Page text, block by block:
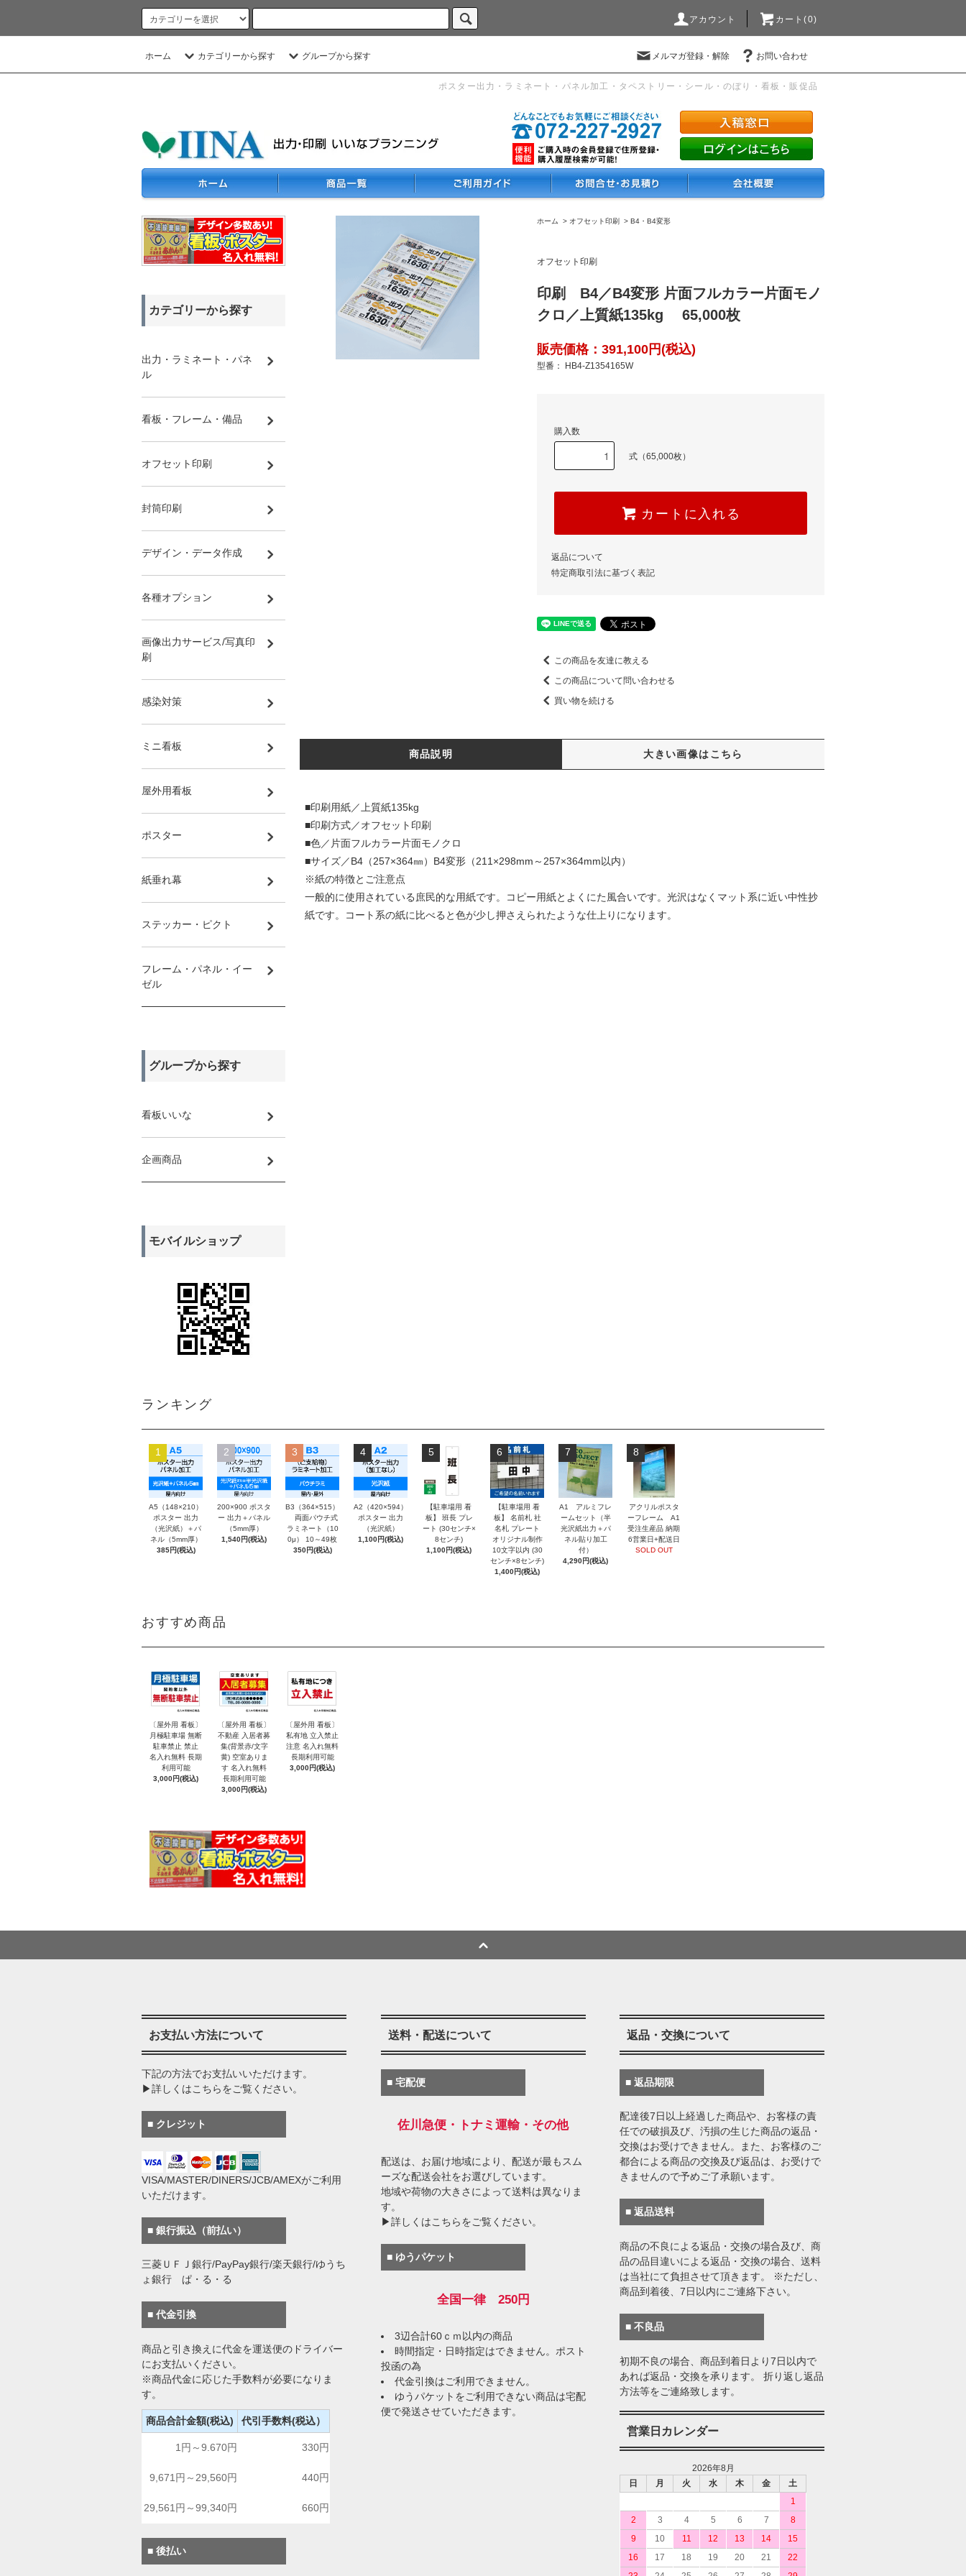
アカウント カート(0)
ホーム カテゴリーから探す グループから探す メルマガ登録・解除 お問い合わせ
ポスター出力・ラミネート・パネル加工・タペストリー・シール・のぼり・看板・販促品
ホーム > オフセット印刷 > B4・B4変形
オフセット印刷
印刷 B4／B4変形 片面フルカラー片面モノ
クロ／上質紙135kg 65,000枚
販売価格：391,100円(税込)
型番： HB4-Z1354165W
購入数
式（65,000枚）
カートに入れる
返品について
特定商取引法に基づく表記
この商品を友達に教える
この商品について問い合わせる
買い物を続ける
商品説明 大きい画像はこちら
■印刷用紙／上質紙135kg
■印刷方式／オフセット印刷
■色／片面フルカラー片面モノクロ
■サイズ／B4（257×364㎜）B4変形（211×298mm～257×364mm以内）
※紙の特徴とご注意点
一般的に使用されている庶民的な用紙です。コピー用紙とよくにた風合いです。光沢はなくマット系に近い中性抄
紙です。コート系の紙に比べると色が少し押さえられたような仕上りになります。
カテゴリーから探す
出力・ラミネート・パネ
ル
看板・フレーム・備品
オフセット印刷
封筒印刷
デザイン・データ作成
各種オプション
画像出力サービス/写真印
刷
感染対策
ミニ看板
屋外用看板
ポスター
紙垂れ幕
ステッカー・ピクト
フレーム・パネル・イー
ゼル
グループから探す
看板いいな
企画商品
モバイルショップ
ランキング
1
A5（148×210）
ポスター 出力
（光沢紙）＋パ
ネル（5mm厚）
385円(税込)
2
200×900 ポスタ
ー 出力＋パネル
（5mm厚）
1,540円(税込)
3
B3（364×515）
両面パウチ式
ラミネート（10
0μ） 10～49枚
350円(税込)
4
A2（420×594）
ポスター 出力
（光沢紙）
1,100円(税込)
5
【駐車場用 看
板】 班長 プレ
ート (30センチ×
8センチ)
1,100円(税込)
6
【駐車場用 看
板】 名前札 社
名札 プレート
オリジナル制作
10文字以内 (30
センチ×8センチ)
1,400円(税込)
7
A1 アルミフレ
ームセット（半
光沢紙出力＋パ
ネル貼り加工
付）
4,290円(税込)
8
アクリルポスタ
ーフレーム A1
受注生産品 納期
6営業日+配送日
SOLD OUT
おすすめ商品
〔屋外用 看板〕
月極駐車場 無断
駐車禁止 禁止
名入れ無料 長期
利用可能
3,000円(税込)
〔屋外用 看板〕
不動産 入居者募
集(背景赤/文字
黄) 空室ありま
す 名入れ無料
長期利用可能
3,000円(税込)
〔屋外用 看板〕
私有地 立入禁止
注意 名入れ無料
長期利用可能
3,000円(税込)
お支払い方法について
下記の方法でお支払いいただけます。
▶詳しくはこちらをご覧ください。
■ クレジット
VISA/MASTER/DINERS/JCB/AMEXがご利用
いただけます。
■ 銀行振込（前払い）
三菱ＵＦＪ銀行/PayPay銀行/楽天銀行/ゆうち
ょ銀行 ぱ・る・る
■ 代金引換
商品と引き換えに代金を運送便のドライバー
にお支払いください。
※商品代金に応じた手数料が必要になりま
す。
商品合計金額(税込) 代引手数料(税込）
1円～9.670円 330円
9,671円～29,560円 440円
29,561円～99,340円 660円
■ 後払い
送料・配送について
■ 宅配便
佐川急便・トナミ運輸・その他
配送は、お届け地域により、配送が最もスム
ーズな配送会社をお選びしています。
地域や荷物の大きさによって送料は異なりま
す。
▶詳しくはこちらをご覧ください。
■ ゆうパケット
全国一律 250円
3辺合計60ｃｍ以内の商品
時間指定・日時指定はできません。ポスト
投函の為
代金引換はご利用できません。
ゆうパケットをご利用できない商品は宅配
便で発送させていただきます。
返品・交換について
■ 返品期限
配達後7日以上経過した商品や、お客様の責
任での破損及び、汚損の生じた商品の返品・
交換はお受けできません。また、お客様のご
都合による商品の交換及び返品は、お受けで
きませんので予めご了承願います。
■ 返品送料
商品の不良による返品・交換の場合及び、商
品の品目違いによる返品・交換の場合、送料
は当社にて負担させて頂きます。 ※ただし、
商品到着後、7日以内にご連絡下さい。
■ 不良品
初期不良の場合、商品到着日より7日以内で
あれば返品・交換を承ります。 折り返し返品
方法等をご連絡致します。
営業日カレンダー
2026年8月
日
月 火 水 木 金
土
1
2
3 4 5 6 7
8
9
10 11 12 13 14
15
16
17 18 19 20 21
22